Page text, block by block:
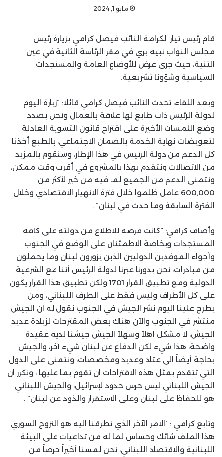
مايو 1, 2024
قام رئيس تيار الكرامة النائب فيصل كرامي بزيارة رئيس
مجلس النواب نبيه بري في مقر الرئاسة الثانية في عين
التنية، حيث جرى عرض للأوضاع العامة والمستجدات
السياسية وشؤونا تشريعية.
وبعد اللقاء، تحدث النائب فيصل كرامي قائلا: “زيارة اليوم
لدولة الرئيس ذات طابع لها علاقة بالعمال ونحن بصدد
وضع اللمسات الأخيرة على اقتراح قانون التسوية العادلة
لتعويضات نهاية الخدمة بالضمان الاجتماعي، بالطبع أخذنا
كل الدعم من دولة الرئيس في هذا الإطار، وسنقوم بالمزيد
من الاتصالات ونتقدم بهذا بالمشروع في أقرب وقت ممكن،
ونتمنى الدعم من الجميع لما فيه من خير لأكثر من
600,000 عامل ظلموا خلال فترة الانهيار الاقتصادي وخلال
الفترة السابقة وما حدث في لبنان” .
وأضاف كرامي: “كانت فرصة للاطلاع من دولته على كافة
المستجدات وبخاصة الاطمئنان على الوضع في الجنوب
وأجواء الموفدين الدوليين الذين يزورون لبنان وما يحملون
من مبادرات، نحن بدورنا عبرنا لدولة الرئيس أننا مع الشرعية
الدولية ومع تطبيق القرار 1701 ولكن تطبيق هذا القرار يكون
على كل الأطراف وليس فقط على الطرف اللبناني، ومن
يطرح علينا اليوم نشر الجيش في الجنوب نقول له ان الجيش
منتشر في الجنوب والآن هناك بعض المقترحات لزيادة عديد
الجيش، لا مشكل اهلاَ وسهلاً الجيش جيشنا لديه عقيدة
واضحة، هذا شيء لكن الدفاع عن لبنان شيء آخر، والجيش
بحاجة أيضاً الى عتاد وعديد ومخصصات، ونتمنى على الدول
التي تتقدم بمثل هذه الاقتراحات ان تقوم بما عليها ، ونكرر ان
الجيش اللبناني ليس حرس حدود لإسرائيل، والجيش اللبناني
هو للحفاظ على لبنان وعلى الاستقرار والذود عن لبنان” .
وتابع كرامي : “الامر الآخر الذي تطرقنا اليه هو النزوح السوري
هذا الملف شائك وحساس لما له من تداعيات على البيئة
اللبنانية والاقتصاد اللبناني، نحن لمسنا أخيراً حرصاً من